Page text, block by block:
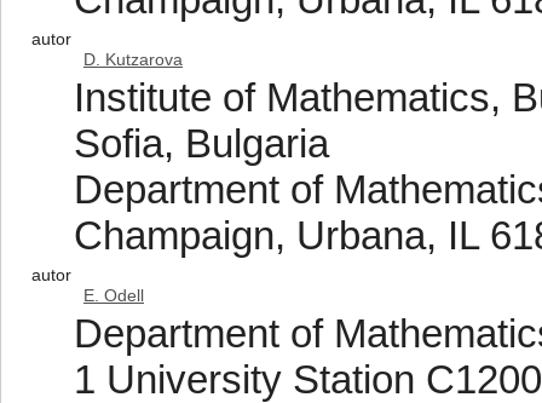
autor
D. Kutzarova
Institute of Mathematics,
Sofia, Bulgaria
Department of
Champaign, Urbana, IL
autor
E. Odell
Department of
1 University Station